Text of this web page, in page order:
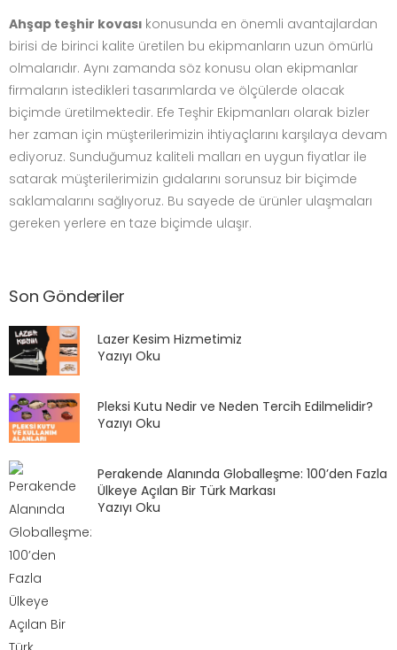
Ahşap teşhir kovası konusunda en önemli avantajlardan
birisi de birinci kalite üretilen bu ekipmanların uzun ömürlü
olmalarıdır. Aynı zamanda söz konusu olan ekipmanlar
firmaların istedikleri tasarımlarda ve ölçülerde olacak
biçimde üretilmektedir. Efe Teşhir Ekipmanları olarak bizler
her zaman için müşterilerimizin ihtiyaçlarını karşılaya devam
ediyoruz. Sunduğumuz kaliteli malları en uygun fiyatlar ile
satarak müşterilerimizin gıdalarını sorunsuz bir biçimde
saklamalarını sağlıyoruz. Bu sayede de ürünler ulaşmaları
gereken yerlere en taze biçimde ulaşır.
Son Gönderiler
Lazer Kesim Hizmetimiz
Yazıyı Oku
Pleksi Kutu Nedir ve Neden Tercih Edilmelidir?
Yazıyı Oku
Perakende Alanında Globalleşme: 100’den Fazla
Ülkeye Açılan Bir Türk Markası
Yazıyı Oku